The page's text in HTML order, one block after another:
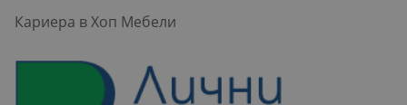
Кариера в Хоп Мебели